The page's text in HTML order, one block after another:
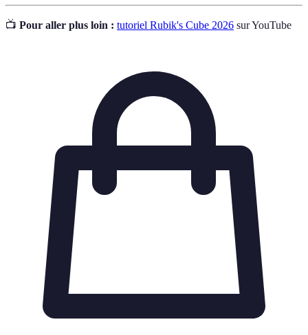
📺 Pour aller plus loin : tutoriel Rubik's Cube 2026 sur YouTube